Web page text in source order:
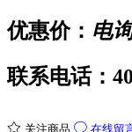
优惠价： 电
联系电话：
关注商品 在线留